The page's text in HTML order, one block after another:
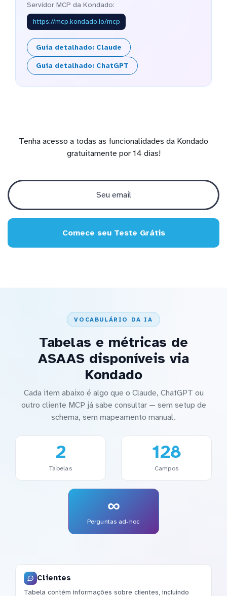
Servidor MCP da Kondado:
https://mcp.kondado.io/mcp
Guia detalhado: Claude
Guia detalhado: ChatGPT
Tenha acesso a todas as funcionalidades da Kondado
gratuitamente por 14 dias!
Comece seu Teste Grátis
VOCABULÁRIO DA IA
Tabelas e métricas de
ASAAS disponíveis via
Kondado
Cada item abaixo é algo que o Claude, ChatGPT ou
outro cliente MCP já sabe consultar — sem setup de
schema, sem mapeamento manual.
2
Tabelas
128
Campos
∞
Perguntas ad-hoc
Clientes
Tabela contém informações sobre clientes, incluindo